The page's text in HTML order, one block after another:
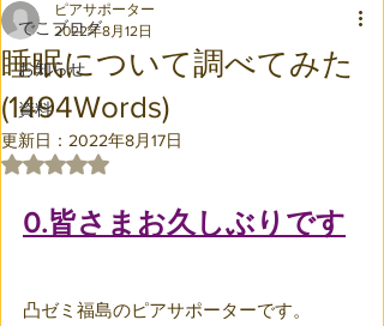
でこブログ
お知らせ
資料
睡眠について調べてみた
(1494Words)
ピアサポーター
2022年8月12日
更新日： 2022年8月17日
5つ星のうちNaNと評価されています。
0.皆さまお久しぶりです
凸ゼミ福島のピアサポーターです。